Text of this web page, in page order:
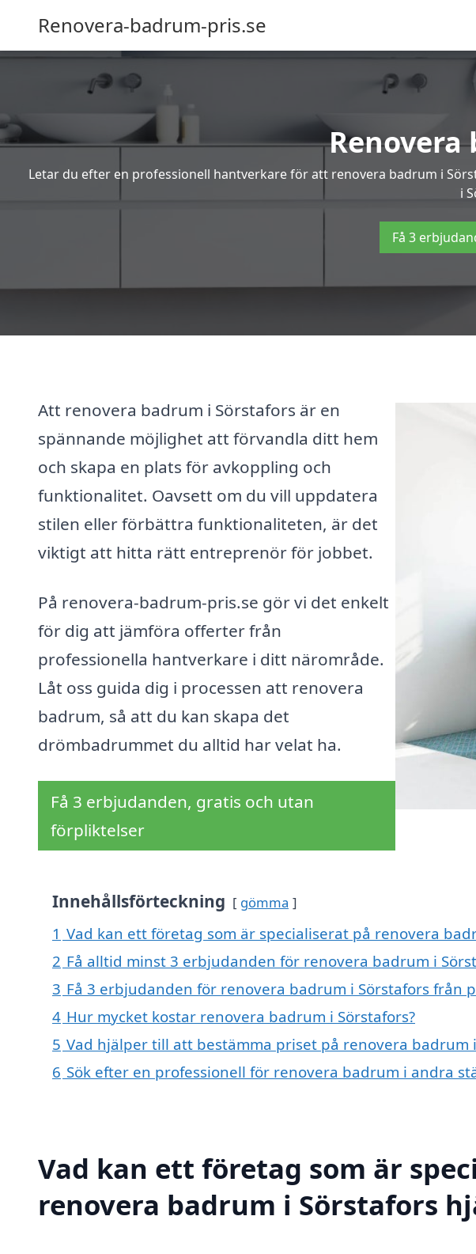
Renovera-badrum-pris.se
Renovera
Letar du efter en professionell hantverkare för att renovera badrum i
i
Få 3
Att renovera badrum i Sörstafors är en
spännande möjlighet att förvandla ditt hem
och skapa en plats för avkoppling och
funktionalitet. Oavsett om du vill uppdatera
stilen eller förbättra funktionaliteten, är det
viktigt att hitta rätt entreprenör för jobbet.
På renovera-badrum-pris.se gör vi det enkelt
för dig att jämföra offerter från
professionella hantverkare i ditt närområde.
Låt oss guida dig i processen att renovera
badrum, så att du kan skapa det
drömbadrummet du alltid har velat ha.
Få 3 erbjudanden, gratis och utan
förpliktelser
Innehållsförteckning gömma
1 Vad kan ett företag som är specialiserat på renovera
2 Få alltid minst 3 erbjudanden för renovera badrum i
3 Få 3 erbjudanden för renovera badrum i Sörstafors från
4 Hur mycket kostar renovera badrum i Sörstafors?
5 Vad hjälper till att bestämma priset på renovera badrum
6 Sök efter en professionell för renovera badrum i andra
Vad kan ett företag som är
renovera badrum i Sörstafors